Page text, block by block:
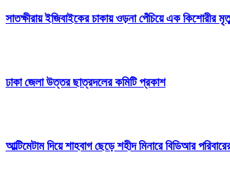
সাতক্ষীরায় ইজিবাইকের চাকায় ওড়না পেঁচিয়ে এক কিশোরীর
ঢাকা জেলা উত্তর ছাত্রদলের কমিটি প্রকাশ
আল্টিমেটাম দিয়ে শাহবাগ ছেড়ে শহীদ মিনারে বিডিআর